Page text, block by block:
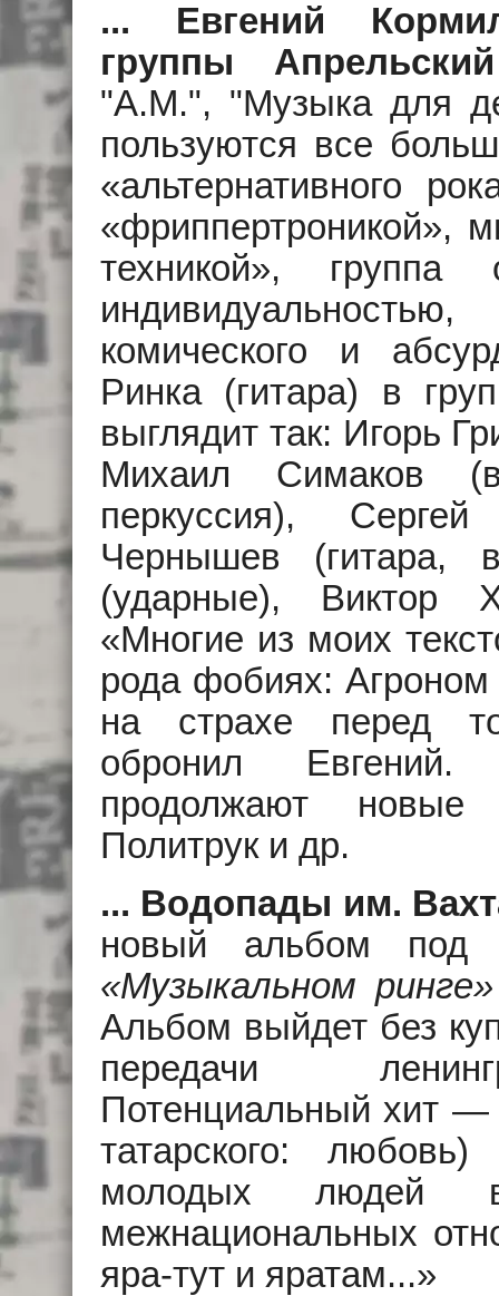
... Евгений
группы
"А.М.", "Музыка для
пользуются все
«альтернативного
«фриппертроникой»,
техникой», группа
комического и
Ринка (гитара) в
выглядит так: Игорь
Михаил Симаков
перкуссия),
Чернышев (гитара,
(ударные), Виктор
«Многие из моих
рода фобиях:
на страхе перед
обронил
продолжают
Политрук и др.
... Водопады им.
новый альбом под
«Музыкальном
Альбом выйдет без
передачи
Потенциальный хит —
татарского:
молодых людей в
межнациональных
яра-тут и яратам...»